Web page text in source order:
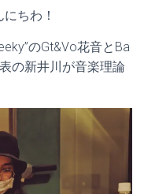
ちわ！
のGt&Vo花音とBa
の新井川が音楽理論